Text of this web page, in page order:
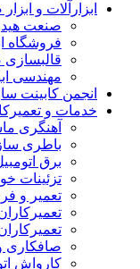
ابزارآلات و
صنعت
فروشگاه
مهندسی
انجمن کابینت
خدمات و
آهنگری
باطری
برق
تزئینات
تعمیر و
صافکاری
کارواش